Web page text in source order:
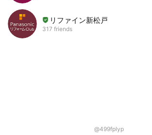
リファイン新松戸
317 friends
@499fplyp